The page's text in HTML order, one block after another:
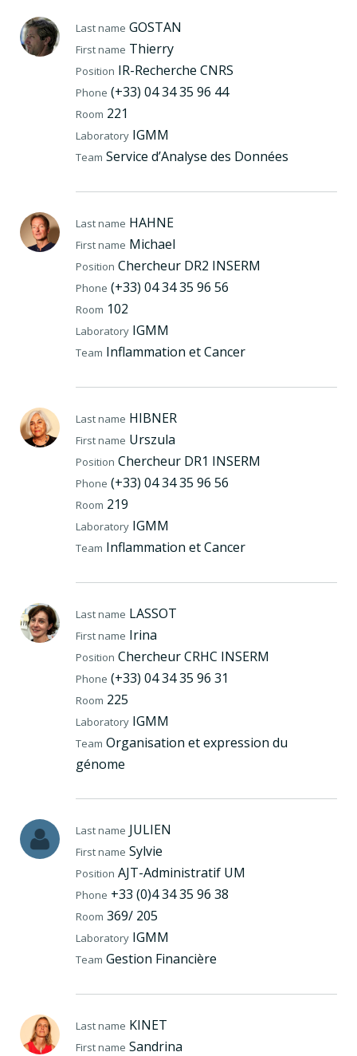
Last name GOSTAN
First name Thierry
Position IR-Recherche CNRS
Phone (+33) 04 34 35 96 44
Room 221
Laboratory IGMM
Team Service d’Analyse des Données
Last name HAHNE
First name Michael
Position Chercheur DR2 INSERM
Phone (+33) 04 34 35 96 56
Room 102
Laboratory IGMM
Team Inflammation et Cancer
Last name HIBNER
First name Urszula
Position Chercheur DR1 INSERM
Phone (+33) 04 34 35 96 56
Room 219
Laboratory IGMM
Team Inflammation et Cancer
Last name LASSOT
First name Irina
Position Chercheur CRHC INSERM
Phone (+33) 04 34 35 96 31
Room 225
Laboratory IGMM
Team Organisation et expression du
génome
Last name JULIEN
First name Sylvie
Position AJT-Administratif UM
Phone +33 (0)4 34 35 96 38
Room 369/ 205
Laboratory IGMM
Team Gestion Financière
Last name KINET
First name Sandrina